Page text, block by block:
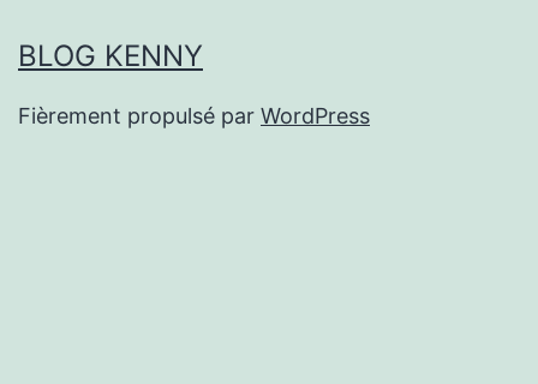
BLOG KENNY
Fièrement propulsé par WordPress